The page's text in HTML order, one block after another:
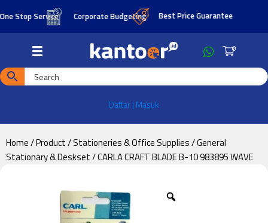
content
Service Corporate Budgeting Best Price Guarantee
0
Daftar | Masuk
Home/Product/Stationeries & Office Supplies/General
Stationary & Deskset/ CARLA CRAFT BLADE B-10 983895 WAVE